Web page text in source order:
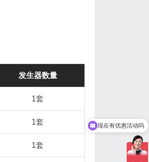
发生器数量
1套
1套
1套
现在有优惠活动吗